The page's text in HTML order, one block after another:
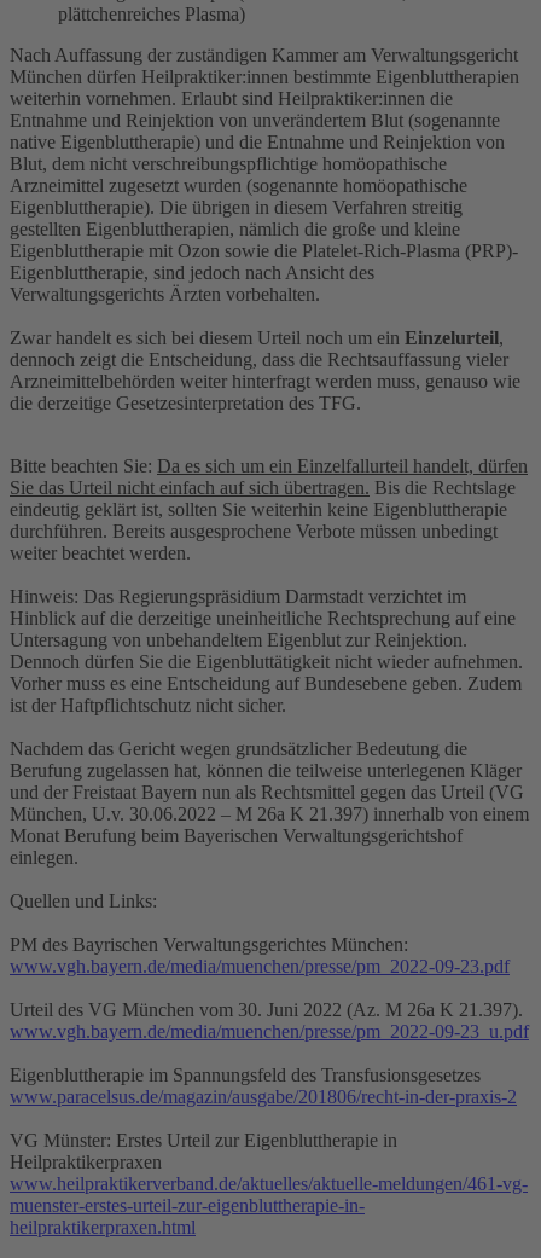
plättchenreiches Plasma)
Nach Auffassung der zuständigen Kammer am Verwaltungsgericht
München dürfen Heilpraktiker:innen bestimmte Eigenbluttherapien
weiterhin vornehmen. Erlaubt sind Heilpraktiker:innen die
Entnahme und Reinjektion von unverändertem Blut (sogenannte
native Eigenbluttherapie) und die Entnahme und Reinjektion von
Blut, dem nicht verschreibungspflichtige homöopathische
Arzneimittel zugesetzt wurden (sogenannte homöopathische
Eigenbluttherapie). Die übrigen in diesem Verfahren streitig
gestellten Eigenbluttherapien, nämlich die große und kleine
Eigenbluttherapie mit Ozon sowie die Platelet-Rich-Plasma (PRP)-
Eigenbluttherapie, sind jedoch nach Ansicht des
Verwaltungsgerichts Ärzten vorbehalten.
Zwar handelt es sich bei diesem Urteil noch um ein Einzelurteil,
dennoch zeigt die Entscheidung, dass die Rechtsauffassung vieler
Arzneimittelbehörden weiter hinterfragt werden muss, genauso wie
die derzeitige Gesetzesinterpretation des TFG.
Bitte beachten Sie: Da es sich um ein Einzelfallurteil handelt, dürfen
Sie das Urteil nicht einfach auf sich übertragen. Bis die Rechtslage
eindeutig geklärt ist, sollten Sie weiterhin keine Eigenbluttherapie
durchführen. Bereits ausgesprochene Verbote müssen unbedingt
weiter beachtet werden.
Hinweis: Das Regierungspräsidium Darmstadt verzichtet im
Hinblick auf die derzeitige uneinheitliche Rechtsprechung auf eine
Untersagung von unbehandeltem Eigenblut zur Reinjektion.
Dennoch dürfen Sie die Eigenbluttätigkeit nicht wieder aufnehmen.
Vorher muss es eine Entscheidung auf Bundesebene geben. Zudem
ist der Haftpflichtschutz nicht sicher.
Nachdem das Gericht wegen grundsätzlicher Bedeutung die
Berufung zugelassen hat, können die teilweise unterlegenen Kläger
und der Freistaat Bayern nun als Rechtsmittel gegen das Urteil (VG
München, U.v. 30.06.2022 – M 26a K 21.397) innerhalb von einem
Monat Berufung beim Bayerischen Verwaltungsgerichtshof
einlegen.
Quellen und Links:
PM des Bayrischen Verwaltungsgerichtes München:
www.vgh.bayern.de/media/muenchen/presse/pm_2022-09-23.pdf
Urteil des VG München vom 30. Juni 2022 (Az. M 26a K 21.397).
www.vgh.bayern.de/media/muenchen/presse/pm_2022-09-23_u.pdf
Eigenbluttherapie im Spannungsfeld des Transfusionsgesetzes
www.paracelsus.de/magazin/ausgabe/201806/recht-in-der-praxis-2
VG Münster: Erstes Urteil zur Eigenbluttherapie in
Heilpraktikerpraxen
www.heilpraktikerverband.de/aktuelles/aktuelle-meldungen/461-vg-
muenster-erstes-urteil-zur-eigenbluttherapie-in-
heilpraktikerpraxen.html